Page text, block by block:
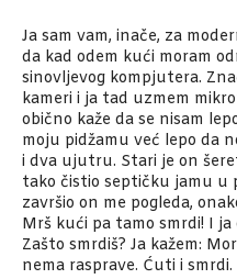
Ja sam vam, inače, za
da kad odem kući moram
sinovljevog kompjutera.
kameri i ja tad uzmem
obično kaže da se nisam
moju pidžamu već lepo da
i dva ujutru. Stari je on
tako čistio septičku jamu u
završio on me pogleda,
Mrš kući pa tamo smrdi! I ja
Zašto smrdiš? Ja kažem:
nema rasprave. Ćuti i smrdi.